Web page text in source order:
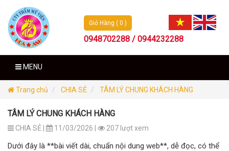
Giỏ Hàng ( 0 )
0948702288 / 0944232288
MENU
Trang chủ CHIA SẺ TÂM LÝ CHUNG KHÁCH HÀNG
TÂM LÝ CHUNG KHÁCH HÀNG
CHIA SẺ | 11/03/2026 | 207 lượt xem
Dưới đây là **bài viết dài, chuẩn nội dung web**, dễ đọc, có thể